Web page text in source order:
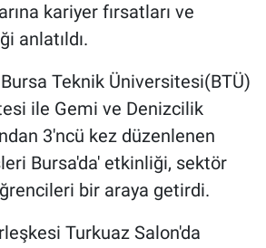
kariyer fırsatları ve
anlatıldı.
Bursa Teknik Üniversitesi(BTÜ)
ile Gemi ve Denizcilik
3'ncü kez düzenlenen
Bursa'da' etkinliği, sektör
bir araya getirdi.
Turkuaz Salon'da